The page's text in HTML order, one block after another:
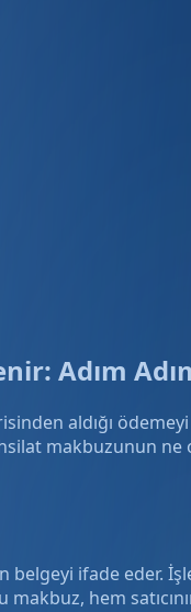
Adım
aldığı
makbuzunun
ifade eder.
hem